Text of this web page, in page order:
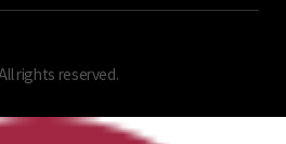
rights reserved.